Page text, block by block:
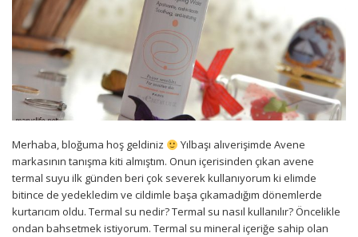
Merhaba, bloğuma hoş geldiniz
Yılbaşı alıverişimde Avene
markasının tanışma kiti almıştım. Onun içerisinden çıkan avene
termal suyu ilk günden beri çok severek kullanıyorum ki elimde
bitince de yedekledim ve cildimle başa çıkamadığım dönemlerde
kurtarıcım oldu. Termal su nedir? Termal su nasıl kullanılır? Öncelikle
ondan bahsetmek istiyorum. Termal su mineral içeriğe sahip olan